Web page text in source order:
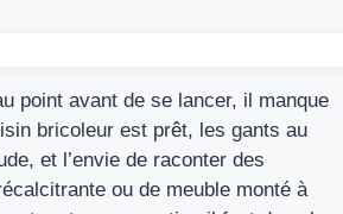
point avant de se lancer, il manque
bricoleur est prêt, les gants au
et l’envie de raconter des
ou de meuble monté à